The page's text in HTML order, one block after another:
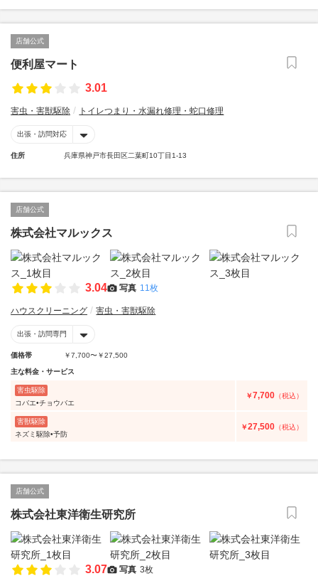
店舗公式
便利屋マート
3.01
害虫・害獣駆除 トイレつまり・水漏れ修理・蛇口修理
出張・訪問対応
住所 兵庫県神戸市長田区二葉町10丁目1-13
店舗公式
株式会社マルックス
3.04 写真 11枚
ハウスクリーニング 害虫・害獣駆除
出張・訪問専門
価格帯 ￥7,700〜￥27,500
主な料金・サービス
害虫駆除
コバエ•チョウバエ
￥7,700 （税込）
害獣駆除
ネズミ駆除•予防
￥27,500 （税込）
店舗公式
株式会社東洋衛生研究所
3.07 写真 3枚